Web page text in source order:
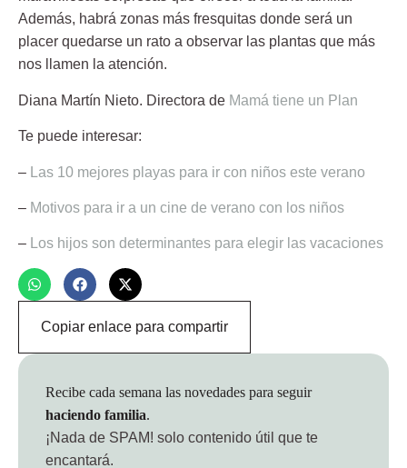
Además, habrá zonas más fresquitas donde será un
placer quedarse un rato a observar las plantas que más
nos llamen la atención.
Diana Martín Nieto. Directora de Mamá tiene un Plan
Te puede interesar:
– Las 10 mejores playas para ir con niños este verano
– Motivos para ir a un cine de verano con los niños
– Los hijos son determinantes para elegir las vacaciones
Copiar enlace para compartir
Recibe cada semana las novedades para seguir
haciendo familia.
¡Nada de SPAM! solo contenido útil que te
encantará.